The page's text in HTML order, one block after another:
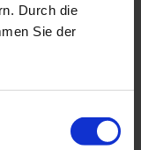
Durch die
Sie der